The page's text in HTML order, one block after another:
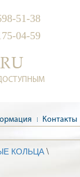
51-38
04-59
Контакты
КОЛЬЦА\